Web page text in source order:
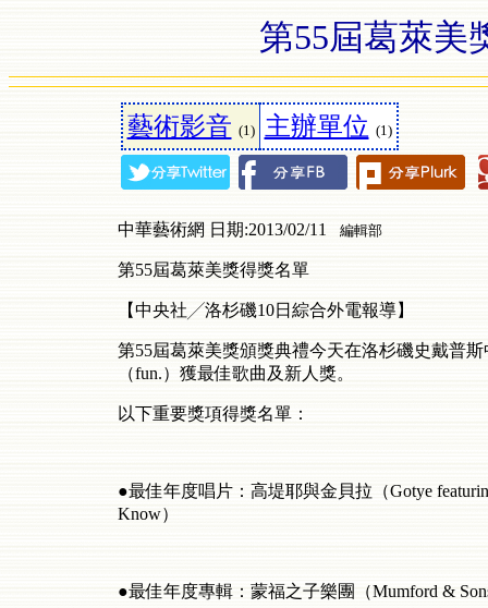
第55屆葛萊美
藝術影音 (1) 主辦單位 (1)
中華藝術網 日期:2013/02/11 編輯部
第55屆葛萊美獎得獎名單
【中央社╱洛杉磯10日綜合外電報導】
第55屆葛萊美獎頒獎典禮今天在洛杉磯史戴普
（fun.）獲最佳歌曲及新人獎。
以下重要獎項得獎名單：
●最佳年度唱片：高堤耶與金貝拉（Gotye
Know）
●最佳年度專輯：蒙福之子樂團（Mumford &